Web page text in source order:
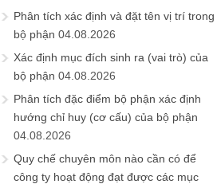
Phân tích xác định và đặt tên vị trí trong
bộ phận 04.08.2026
Xác định mục đích sinh ra (vai trò) của
bộ phận 04.08.2026
Phân tích đặc điểm bộ phận xác định
hướng chỉ huy (cơ cấu) của bộ phận
04.08.2026
Quy chế chuyên môn nào cần có để
công ty hoạt động đạt được các mục